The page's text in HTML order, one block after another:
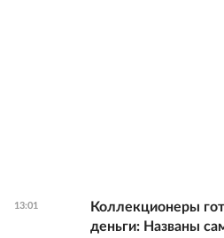
13:01
Коллекционеры
деньги: Названы